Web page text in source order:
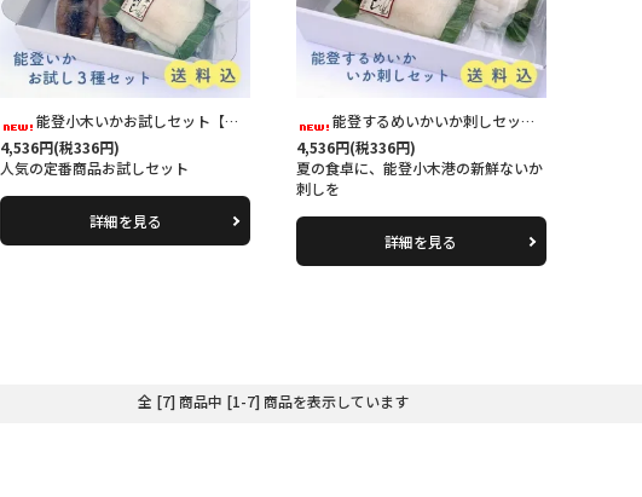
能登小木いかお試しセット【送料込】
4,536円(税336円)
人気の定番商品お試しセット
詳細を見る
能登するめいかいか刺しセット【送料込】
4,536円(税336円)
夏の食卓に、能登小木港の新鮮ないか
刺しを
詳細を見る
全 [7] 商品中 [1-7] 商品を表示しています